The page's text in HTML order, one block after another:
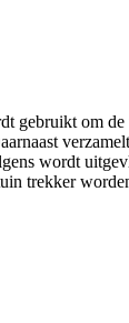
gebruikt om de
wordt
trekker